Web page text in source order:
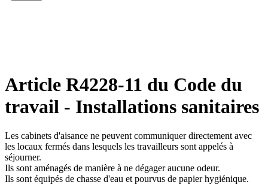
Article R4228-11 du Code du
travail - Installations sanitaires
Les cabinets d'aisance ne peuvent communiquer directement avec
les locaux fermés dans lesquels les travailleurs sont appelés à
séjourner.
Ils sont aménagés de manière à ne dégager aucune odeur.
Ils sont équipés de chasse d'eau et pourvus de papier hygiénique.